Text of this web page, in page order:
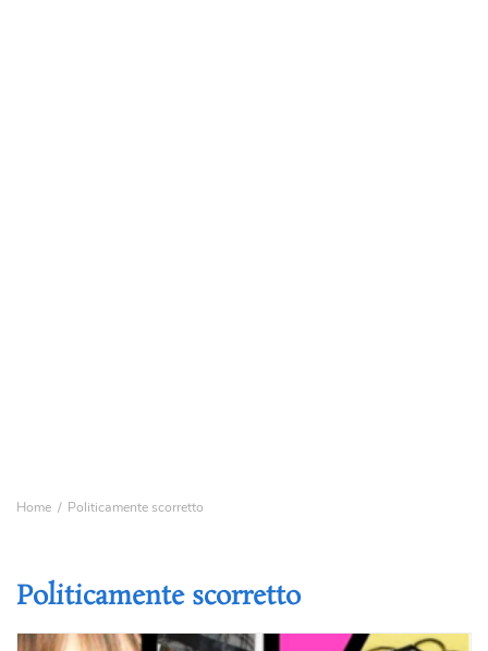
Home Politicamente scorretto
Politicamente scorretto